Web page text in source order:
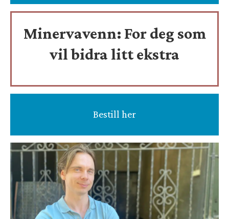
Minervavenn: For deg som
vil bidra litt ekstra
Bestill her